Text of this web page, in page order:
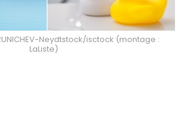
Neydtstock/isctock (montage :
LaListe)